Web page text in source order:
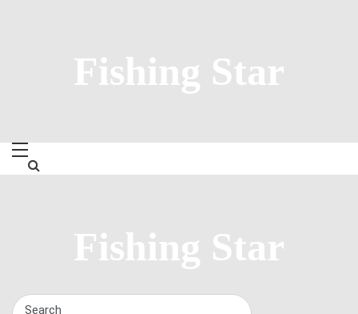
Fishing Star
Fishing Star